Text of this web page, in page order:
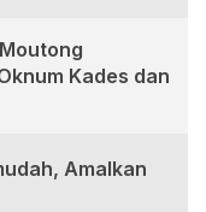
Kades dan
Amalkan